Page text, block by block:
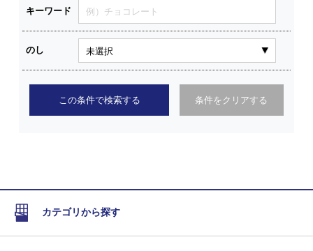
キーワード
のし
この条件で検索する 条件をクリアする
カテゴリから探す